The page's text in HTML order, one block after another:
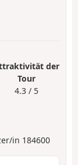
der
Tour
4.3 / 5
in 184600